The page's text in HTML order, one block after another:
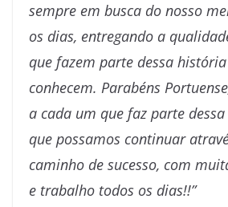
sempre em busca do nosso
os dias, entregando a
que fazem parte dessa
conhecem. Parabéns
a cada um que faz parte
que possamos continuar
caminho de sucesso, com
e trabalho todos os dias!!”